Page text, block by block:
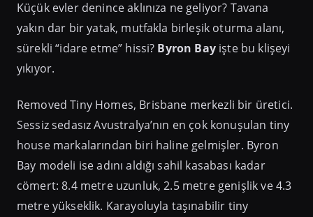
Küçük evler denince aklınıza ne geliyor? Tavana
yakın dar bir yatak, mutfakla birleşik oturma alanı,
sürekli “idare etme” hissi? Byron Bayişte bu klişeyi
yıkıyor.
Removed Tiny Homes, Brisbane merkezli bir üretici.
Sessiz sedasız Avustralya’nın en çok konuşulan tiny
house markalarından biri haline gelmişler. Byron
Bay modeli ise adını aldığı sahil kasabası kadar
cömert: 8.4 metre uzunluk, 2.5 metre genişlik ve 4.3
metre yükseklik. Karayoluyla taşınabilir tiny